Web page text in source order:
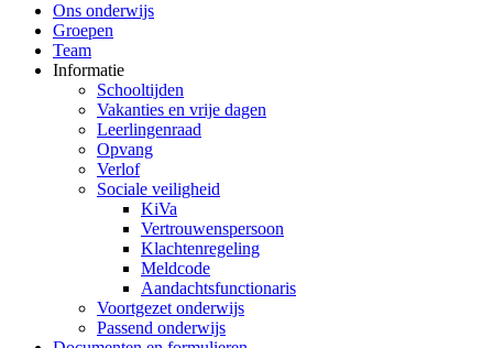
Ons onderwijs
Groepen
Team
Informatie
Schooltijden
Vakanties en vrije dagen
Leerlingenraad
Opvang
Verlof
Sociale veiligheid
KiVa
Vertrouwenspersoon
Klachtenregeling
Meldcode
Aandachtsfunctionaris
Voortgezet onderwijs
Passend onderwijs